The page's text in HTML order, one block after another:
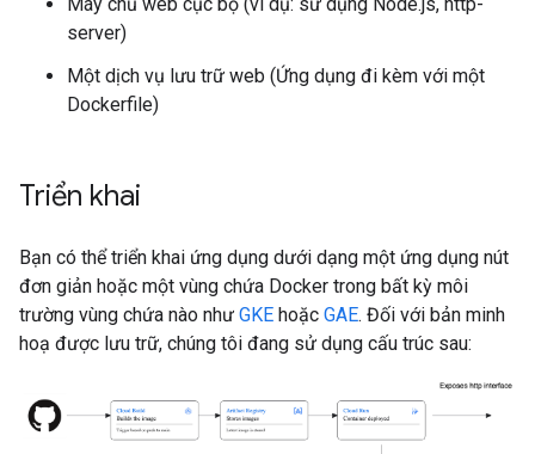
server)
Một dịch vụ lưu trữ web (Ứng dụng đi kèm với một
Dockerfile)
Triển khai
Bạn có thể triển khai ứng dụng dưới dạng một ứng dụng nút
đơn giản hoặc một vùng chứa Docker trong bất kỳ môi
trường vùng chứa nào như GKE hoặc GAE. Đối với bản minh
hoạ được lưu trữ, chúng tôi đang sử dụng cấu trúc sau: